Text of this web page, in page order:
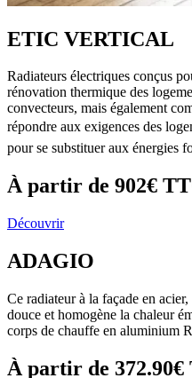
ETIC VERTICAL
Radiateurs électriques conçus
rénovation thermique des
convecteurs, mais également
répondre aux exigences des
pour se substituer aux énergies
À partir de 902€
Découvrir
ADAGIO
Ce radiateur à la façade en
douce et homogène la chaleur
corps de chauffe en aluminium
À partir de 372.90€